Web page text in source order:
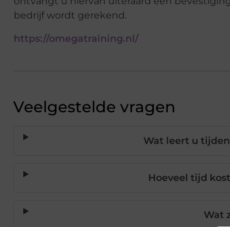
bedrijf wordt gerekend.
https://omegatraining.nl/
Veelgestelde vragen
Wat leert u
Hoeveel tijd
Wat